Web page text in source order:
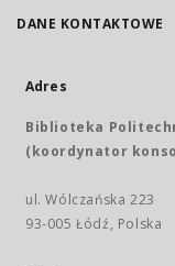
DANE KONTAKTOWE
Adres
Biblioteka
(koordynator
ul. Wólczańska 223
93-005 Łódź, Polska